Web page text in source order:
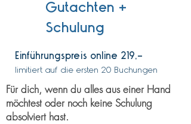
Gutachten +
Schulung
Einführungspreis online 219,-
limitiert auf die ersten 20 Buchungen
Für dich, wenn du alles aus einer Hand
möchtest oder noch keine Schulung
absolviert hast.